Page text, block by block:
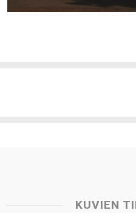
KUVIEN